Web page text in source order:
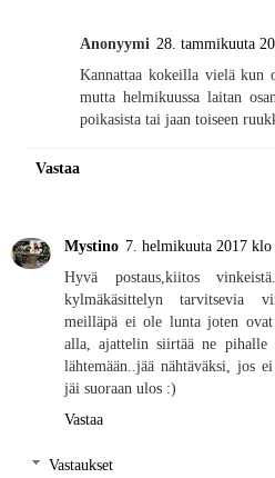
Anonyymi 28. tammikuuta
Kannattaa kokeilla vielä kun
mutta helmikuussa laitan
poikasista tai jaan toiseen
Vastaa
Mystino 7. helmikuuta 2017 klo
Hyvä postaus,kiitos
kylmäkäsittelyn tarvitsevia
meilläpä ei ole lunta joten
alla, ajattelin siirtää ne pihalle
lähtemään..jää nähtäväksi, jos
jäi suoraan ulos :)
Vastaa
Vastaukset